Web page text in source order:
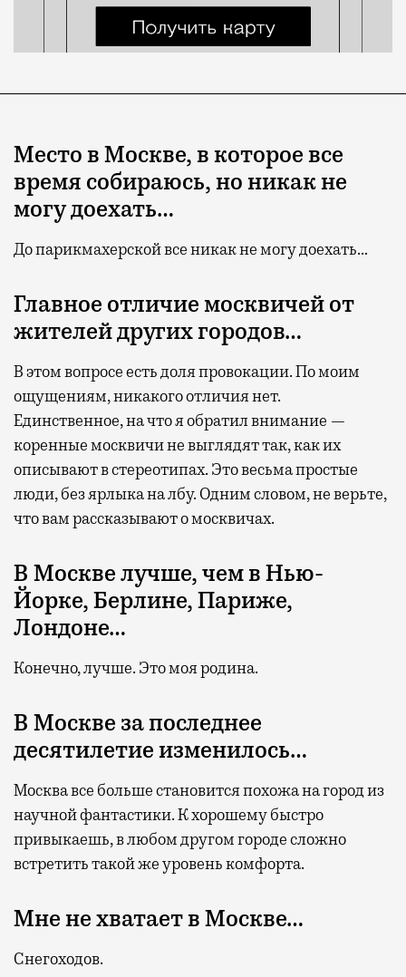
Место в Москве, в которое все
время собираюсь, но никак не
могу доехать…
До парикмахерской все никак не могу доехать…
Главное отличие москвичей от
жителей других городов…
В этом вопросе есть доля провокации. По моим
ощущениям, никакого отличия нет.
Единственное, на что я обратил внимание —
коренные москвичи не выглядят так, как их
описывают в стереотипах. Это весьма простые
люди, без ярлыка на лбу. Одним словом, не верьте,
что вам рассказывают о москвичах.
В Москве лучше, чем в Нью-
Йорке, Берлине, Париже,
Лондоне…
Конечно, лучше. Это моя родина.
В Москве за последнее
десятилетие изменилось…
Москва все больше становится похожа на город из
научной фантастики. К хорошему быстро
привыкаешь, в любом другом городе сложно
встретить такой же уровень комфорта.
Мне не хватает в Москве…
Снегоходов.